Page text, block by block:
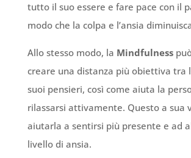
tutto il suo essere e fare pace con il
modo che la colpa e l’ansia
Allo stesso modo, la Mindfulness
creare una distanza più obiettiva tra
suoi pensieri, così come aiuta la
rilassarsi attivamente. Questo a sua
aiutarla a sentirsi più presente e ad
livello di ansia.